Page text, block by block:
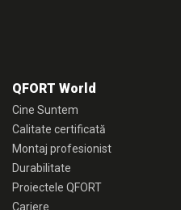
QFORT World
Cine Suntem
Calitate certificată
Montaj profesionist
Durabilitate
Proiectele QFORT
Cariere